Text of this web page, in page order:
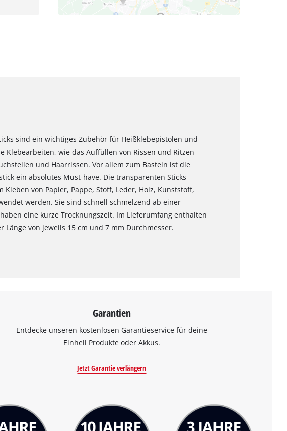
sind ein wichtiges Zubehör für Heißklebepistolen und
Klebearbeiten, wie das Auffüllen von Rissen und Ritzen
und Haarrissen. Vor allem zum Basteln ist die
ein absolutes Must-have. Die transparenten Sticks
von Papier, Pappe, Stoff, Leder, Holz, Kunststoff,
werden. Sie sind schnell schmelzend ab einer
eine kurze Trocknungszeit. Im Lieferumfang enthalten
Länge von jeweils 15 cm und 7 mm Durchmesser.
Garantien
Entdecke unseren kostenlosen Garantieservice für deine
Einhell Produkte oder Akkus.
Jetzt Garantie verlängern